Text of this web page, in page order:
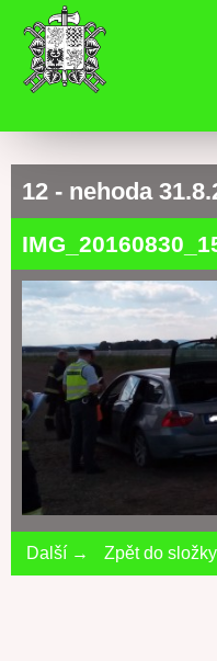
12 - nehoda
Další → Zpět do složky